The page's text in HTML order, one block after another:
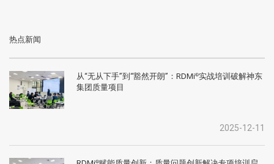
热点新闻
从“无从下手”到“豁然开朗”：RDMi®实战培训破解神东
集团质量项目
2025-12-11
®